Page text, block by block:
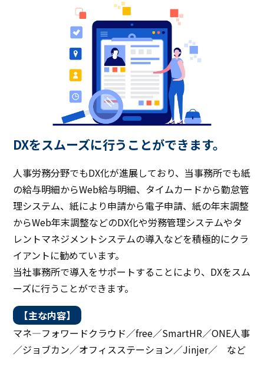
DXをスムーズに行うことができます。
人事労務分野でもDX化が進展しており、当事務所でも紙
の給与明細からWeb給与明細、タイムカードから勤怠管
理システム、紙により申請から電子申請、紙の年末調整
からWeb年末調整などのDX化や労務管理システムやタ
レントマネジメントシステムの導入などを積極的にクラ
イアントに勧めています。
当社事務所で導入をサポートすることにより、DXをスム
ーズに行うことができます。
【主な内容】
マネ―フォワードクラウド／free／SmartHR／ONE人事
／ジョブカン／オフィスステーション／Jinjer／ など